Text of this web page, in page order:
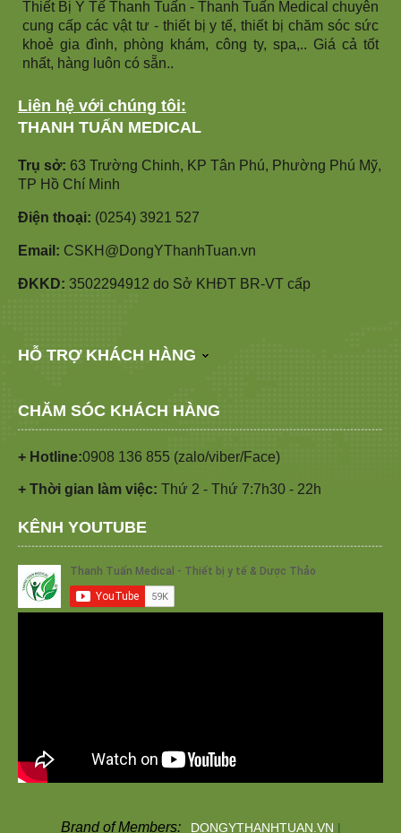
Thiết Bị Y Tế Thanh Tuấn - Thanh Tuấn Medical chuyên
cung cấp các vật tư - thiết bị y tế, thiết bị chăm sóc sức
khoẻ gia đình, phòng khám, công ty, spa,.. Giá cả tốt
nhất, hàng luôn có sẵn..
Liên hệ với chúng tôi:
THANH TUẤN MEDICAL
Trụ sở: 63 Trường Chinh, KP Tân Phú, Phường Phú Mỹ,
TP Hồ Chí Minh
Điện thoại: (0254) 3921 527
Email: CSKH@DongYThanhTuan.vn
ĐKKD: 3502294912 do Sở KHĐT BR-VT cấp
HỖ TRỢ KHÁCH HÀNG
CHĂM SÓC KHÁCH HÀNG
+ Hotline:0908 136 855 (zalo/viber/Face)
+ Thời gian làm việc: Thứ 2 - Thứ 7:7h30 - 22h
KÊNH YOUTUBE
Brand of Members: DONGYTHANHTUAN.VN |